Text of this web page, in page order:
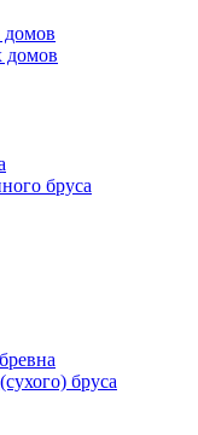
домов
бруса
бруса